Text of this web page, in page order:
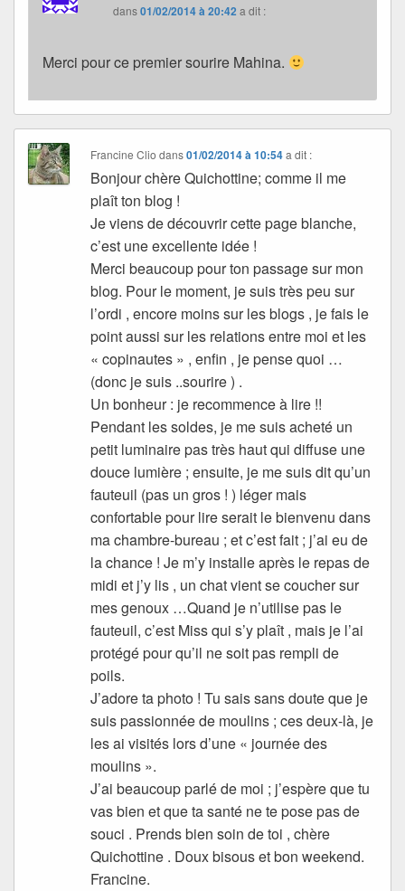
dans01/02/2014 à 20:42 a dit :
Merci pour ce premier sourire Mahina.
Francine Clio dans01/02/2014 à 10:54 a dit :
Bonjour chère Quichottine; comme il me
plaît ton blog !
Je viens de découvrir cette page blanche,
c’est une excellente idée !
Merci beaucoup pour ton passage sur mon
blog. Pour le moment, je suis très peu sur
l’ordi , encore moins sur les blogs , je fais le
point aussi sur les relations entre moi et les
« copinautes » , enfin , je pense quoi …
(donc je suis ..sourire ) .
Un bonheur : je recommence à lire !!
Pendant les soldes, je me suis acheté un
petit luminaire pas très haut qui diffuse une
douce lumière ; ensuite, je me suis dit qu’un
fauteuil (pas un gros ! ) léger mais
confortable pour lire serait le bienvenu dans
ma chambre-bureau ; et c’est fait ; j’ai eu de
la chance ! Je m’y installe après le repas de
midi et j’y lis , un chat vient se coucher sur
mes genoux …Quand je n’utilise pas le
fauteuil, c’est Miss qui s’y plaît , mais je l’ai
protégé pour qu’il ne soit pas rempli de
poils.
J’adore ta photo ! Tu sais sans doute que je
suis passionnée de moulins ; ces deux-là, je
les ai visités lors d’une « journée des
moulins ».
J’ai beaucoup parlé de moi ; j’espère que tu
vas bien et que ta santé ne te pose pas de
souci . Prends bien soin de toi , chère
Quichottine . Doux bisous et bon weekend.
Francine.